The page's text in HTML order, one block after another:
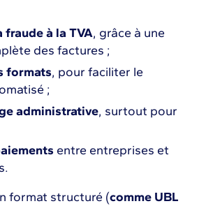
à la TVA, grâce à une
des factures ;
formats, pour faciliter le
;
administrative, surtout pour
entre entreprises et
format structuré (comme UBL